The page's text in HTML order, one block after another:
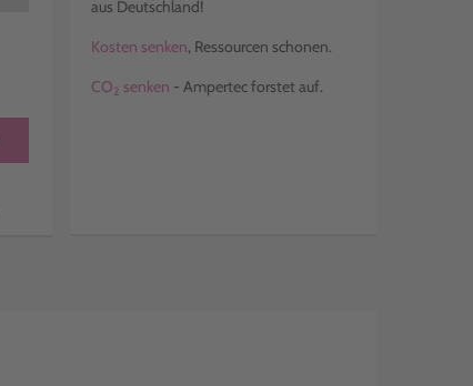
aus Deutschland!
Kosten senken, Ressourcen schonen.
CO2 senken - Ampertec forstet auf.